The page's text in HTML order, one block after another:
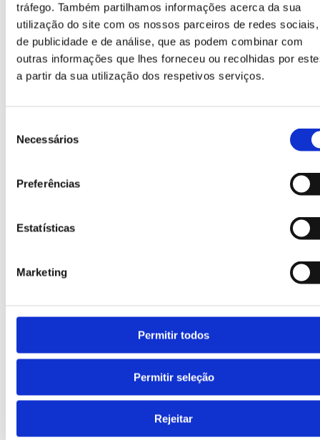
tráfego. Também partilhamos informações acerca da sua
utilização do site com os nossos parceiros de redes sociais,
de publicidade e de análise, que as podem combinar com
outras informações que lhes forneceu ou recolhidas por
a partir da sua utilização dos respetivos serviços.
Necessários
Preferências
Estatísticas
Marketing
Permitir todos
Permitir seleção
Rejeitar
mediante chave triangular e evita os movimentos